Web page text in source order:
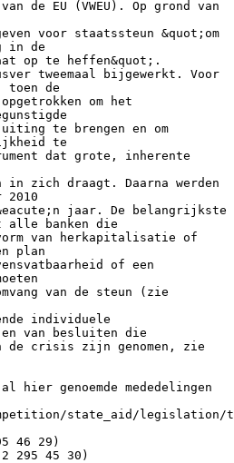
de EU (VWEU). Op grond van
voor staatssteun &quot;om
in de
op te heffen&quot;.
tweemaal bijgewerkt. Voor
de
om het
te brengen en om
te
dat grote, inherente
in zich draagt. Daarna werden
2010
jaar. De belangrijkste
alle banken die
van herkapitalisatie of
plan
of een
van de steun (zie
individuele
en van besluiten die
de crisis zijn genomen, zie
hier genoemde mededelingen
state_aid/legislation/
46 29)
295 45 30)